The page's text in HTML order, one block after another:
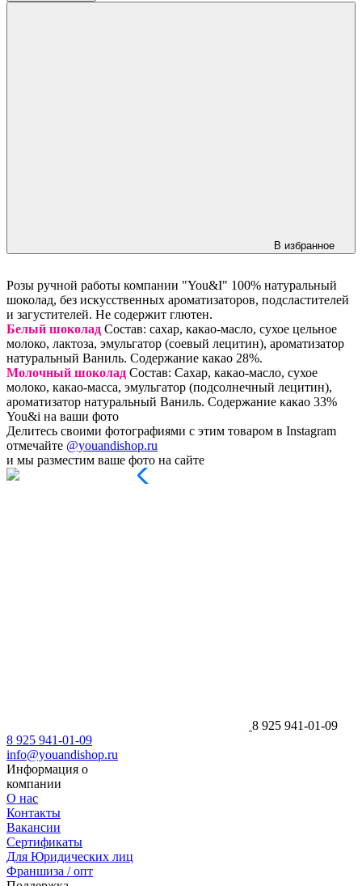
В избранное
Розы ручной работы компании "You&I" 100% натуральный
шоколад, без искусственных ароматизаторов, подсластителей
и загустителей. Не содержит глютен.
Белый шоколад Состав: сахар, какао-масло, сухое цельное
молоко, лактоза, эмульгатор (соевый лецитин), ароматизатор
натуральный Ваниль. Содержание какао 28%.
Молочный шоколад Состав: Сахар, какао-масло, сухое
молоко, какао-масса, эмульгатор (подсолнечный лецитин),
ароматизатор натуральный Ваниль. Содержание какао 33%
You&i на ваши фото
Делитесь своими фотографиями с этим товаром в Instagram
отмечайте @youandishop.ru
и мы разместим ваше фото на сайте
8 925 941-01-09
8 925 941-01-09
info@youandishop.ru
Информация о
компании
О нас
Контакты
Вакансии
Сертификаты
Для Юридических лиц
Франшиза / опт